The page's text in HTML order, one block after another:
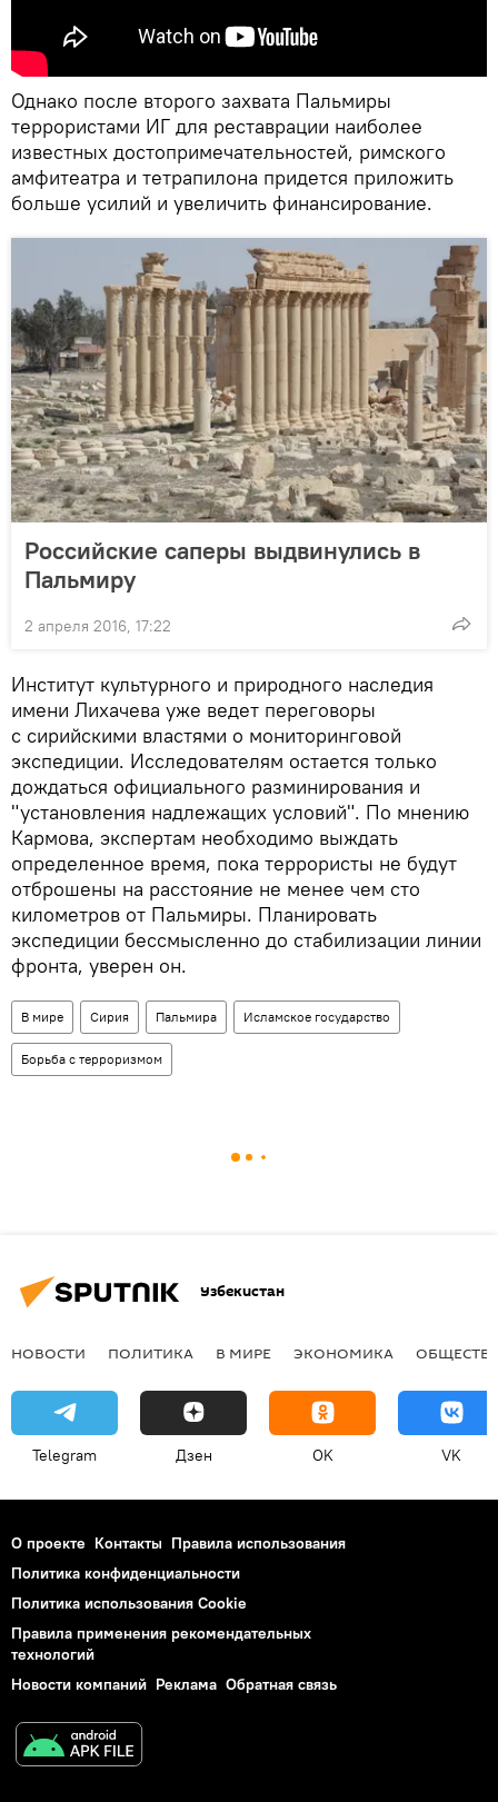
Однако после второго захвата Пальмиры
террористами ИГ для реставрации наиболее
известных достопримечательностей, римского
амфитеатра и тетрапилона придется приложить
больше усилий и увеличить финансирование.
Российские саперы выдвинулись в
Пальмиру
2 апреля 2016, 17:22
Институт культурного и природного наследия
имени Лихачева уже ведет переговоры
с сирийскими властями о мониторинговой
экспедиции. Исследователям остается только
дождаться официального разминирования и
"установления надлежащих условий". По мнению
Кармова, экспертам необходимо выждать
определенное время, пока террористы не будут
отброшены на расстояние не менее чем сто
километров от Пальмиры. Планировать
экспедиции бессмысленно до стабилизации линии
фронта, уверен он.
В мире Сирия Пальмира Исламское государство
Борьба с терроризмом
Узбекистан
НОВОСТИ ПОЛИТИКА В МИРЕ ЭКОНОМИКА
Telegram Дзен OK VK
О проекте Контакты Правила использования
Политика конфиденциальности
Политика использования Cookie
Правила применения рекомендательных
технологий
Новости компаний Реклама Обратная связь